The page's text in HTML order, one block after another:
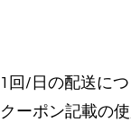
1回/日の配送に
クーポン記載の